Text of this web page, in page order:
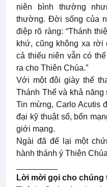
niên bình thường
thường. Đời sống của
điệp rõ ràng: “Thánh
khứ, cũng không xa
cả thiếu niên vẫn có
ra cho Thiên Chúa.”
Với một đôi giày thể
Thánh Thể và khả
Tin mừng, Carlo Acutis
đại kỹ thuật số, bổn
giới mạng.
Ngài đã để lại một
hành thánh ý Thiên
Lời mời gọi cho chúng